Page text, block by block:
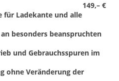
149,– €
für Ladekante und alle
besonders beanspruchten
und Gebrauchsspuren im
ohne Veränderung der